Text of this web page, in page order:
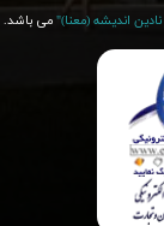
اندیشه (معنا)"​​​​​​​ می باشد.